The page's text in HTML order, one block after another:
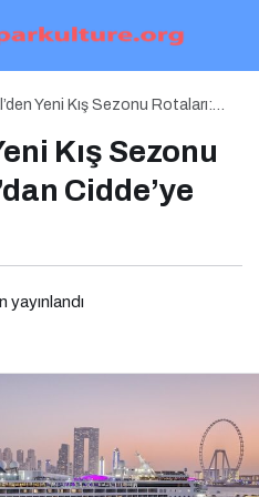
Yeni Kış Sezonu Rotaları:
Kış Sezonu
Cidde’ye
yayınlandı
ile Adrasan’ın Mavi